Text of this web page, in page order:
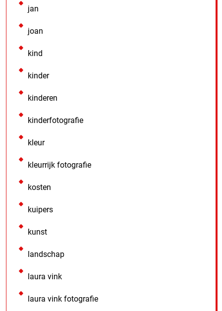
jan
joan
kind
kinder
kinderen
kinderfotografie
kleur
kleurrijk fotografie
kosten
kuipers
kunst
landschap
laura vink
laura vink fotografie